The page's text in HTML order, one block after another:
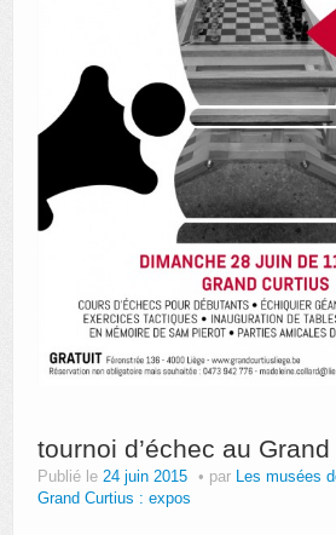
tournoi d’échec au
Publié le 24 juin 2015 par Les musées
Grand Curtius : expos